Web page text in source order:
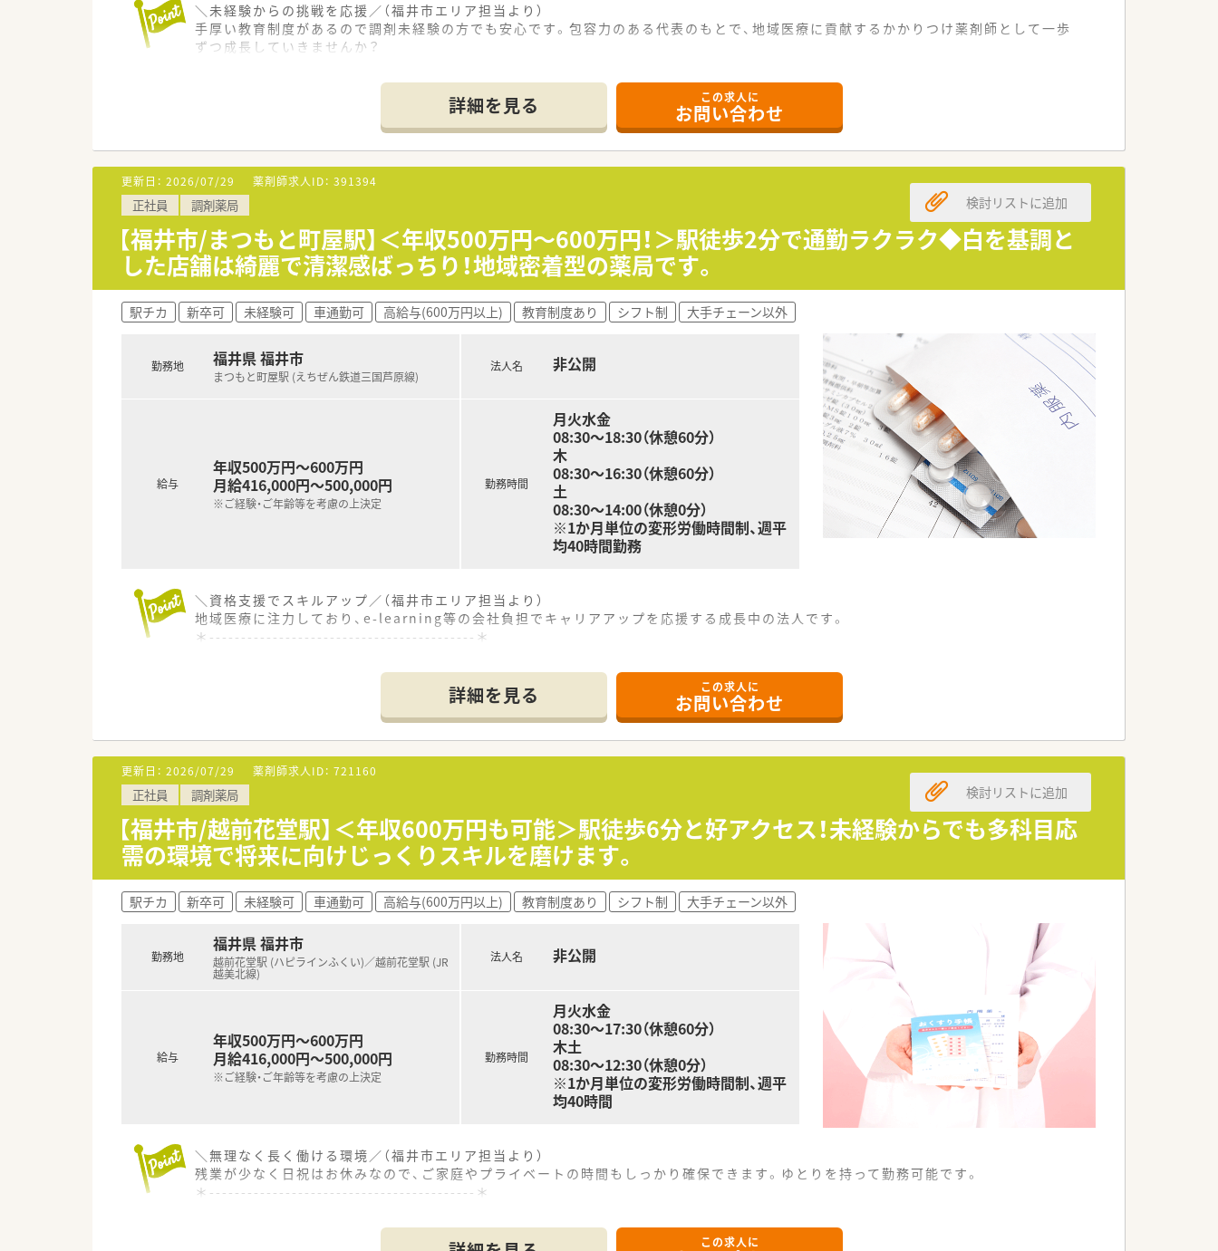
＼未経験からの挑戦を応援／（福井市エリア担当より）
手厚い教育制度があるので調剤未経験の方でも安心です。包容力のある代表のもとで、地域医療に貢献するかかりつけ薬剤師として一歩
ずつ成長していきませんか？
■最寄り駅から徒歩15分ほどの好立地にあり、毎日の車通勤にも便利な落ち着いた環境の店舗です。
■内科や循環器科、皮膚科を中心に1日40枚から50枚ほどの処方箋を応需している地域密着型です。
■常時2名の薬剤師と2名の事務員が在籍しており、ゆとりのある人員体制で患者様に対応しています。
■大変綺麗な薬局で落ち着いた雰囲気も魅力的！自然光も良く入り気持ちの良い環境でお勤めいただけます。
【法人のご紹介】
■福井県福井市を中心に7店舗を展開する地域密着型の調剤薬局で常勤薬剤師様の募集です！
■薬剤師会の会費補助や研修認定薬剤師の生涯研修の補助など、教育研修制度も充実しています。
■ご経験・ご年齢等を考慮のうえ高年収＜600万円＞でお迎えします！年俸制がご希望の方はご相談可能です。
【想定されるキャリアイメージ】
■まずは現場での調剤業務や服薬指導を通じて基本スキルを磨き、施設在宅のノウハウも段階的に習得していただきます。
■研修認定薬剤師の取得に向けた支援制度を活用し、専門的な知識を深めながら地域で信頼される薬剤師へと成長できます。
■将来的には薬局長としての店舗管理や、後進の育成指導などマネジメント業務に挑戦するキャリアパスも描ける環境です。
詳細を見る この求人に
お問い合わせ
更新日： 2026/07/29 薬剤師求人ID： 391394
正社員 調剤薬局
【福井市/まつもと町屋駅】＜年収500万円～600万円！＞駅徒歩2分で通勤ラクラク◆白を基調と
した店舗は綺麗で清潔感ばっちり！地域密着型の薬局です。
検討リストに追加
駅チカ 新卒可 未経験可 車通勤可 高給与(600万円以上) 教育制度あり シフト制 大手チェーン以外
勤務地 福井県 福井市
まつもと町屋駅 (えちぜん鉄道三国芦原線)
給与
年収500万円～600万円
月給416,000円～500,000円
※ご経験・ご年齢等を考慮の上決定
法人名 非公開
勤務時間
月火水金
08:30～18:30（休憩60分）
木
08:30～16:30（休憩60分）
土
08:30～14:00（休憩0分）
※1か月単位の変形労働時間制、週平
均40時間勤務
＼資格支援でスキルアップ／（福井市エリア担当より）
地域医療に注力しており、e-learning等の会社負担でキャリアアップを応援する成長中の法人です。
＊------------------------------------------＊
【店舗情報と応需状況について】
■最寄り駅から徒歩2分と非常にアクセスが良く、毎日の通勤負担が少なく通いやすい立地環境です。
■内科や小児科など多岐にわたる科目を応需しており、1日あたり50枚から60枚の処方箋に対応しています。
■白を基調とした店舗は大変綺麗で清潔感溢れる環境です。毎日気持ちの良い環境でお勤め頂けます！
【法人のご紹介】
■福井県福井市を中心に7店舗を展開する地域密着型の調剤薬局で常勤薬剤師様の募集です！
■薬剤師会の会費補助や研修認定薬剤師の生涯研修の補助など、教育研修制度も充実しています。
■ご経験・ご年齢等を考慮のうえ高年収＜600万円＞でお迎えします！年俸制がご希望の方はご相談可能です。
【想定されるキャリアイメージ】
■まずは現場での調剤業務や服薬指導を通じて基本スキルを磨き、施設在宅のノウハウも段階的に習得していただきます。
■研修認定薬剤師の取得に向けた支援制度を活用し、専門的な知識を深めながら地域で信頼される薬剤師へと成長できます。
■将来的には薬局長としての店舗管理や、後進の育成指導などマネジメント業務に挑戦するキャリアパスも描ける環境です。
詳細を見る この求人に
お問い合わせ
更新日： 2026/07/29 薬剤師求人ID： 721160
正社員 調剤薬局
【福井市/越前花堂駅】＜年収600万円も可能＞駅徒歩6分と好アクセス！未経験からでも多科目応
需の環境で将来に向けじっくりスキルを磨けます。
検討リストに追加
駅チカ 新卒可 未経験可 車通勤可 高給与(600万円以上) 教育制度あり シフト制 大手チェーン以外
勤務地
福井県 福井市
越前花堂駅 (ハピラインふくい)／越前花堂駅 (JR
越美北線)
給与
年収500万円～600万円
月給416,000円～500,000円
※ご経験・ご年齢等を考慮の上決定
法人名 非公開
勤務時間
月火水金
08:30～17:30（休憩60分）
木土
08:30～12:30（休憩0分）
※1か月単位の変形労働時間制、週平
均40時間
＼無理なく長く働ける環境／（福井市エリア担当より）
残業が少なく日祝はお休みなので、ご家庭やプライベートの時間もしっかり確保できます。ゆとりを持って勤務可能です。
＊------------------------------------------＊
【店舗情報と応需状況について】
■越前花堂駅から徒歩6分の好立地にあり、通勤に便利なだけでなく車でのマイカー通勤も可能な店舗です。
この求人に